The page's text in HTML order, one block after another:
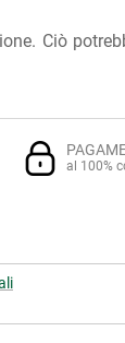
Ciò
al 100%